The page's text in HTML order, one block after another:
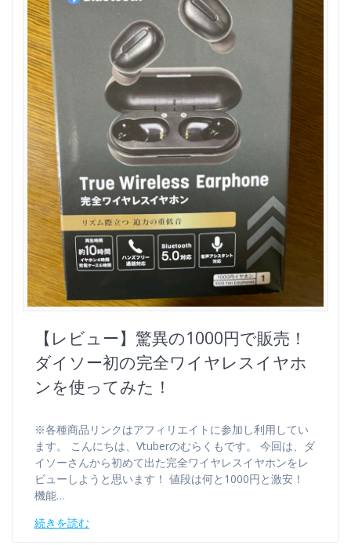
【レビュー】驚異の1000円で販売！
ダイソー初の完全ワイヤレスイヤホ
ンを使ってみた！
※各種商品リンクはアフィリエイトに参加し利用してい
ます。 こんにちは、Vtuberのむらくもです。 今回は、ダ
イソーさんから初めて出た完全ワイヤレスイヤホンをレ
ビューしようと思います！ 値段は何と1000円と激安！
機能…
続きを読む